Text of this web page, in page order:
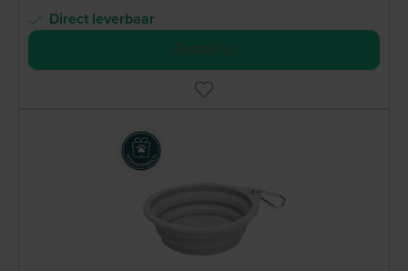
Direct leverbaar
Bestel nu